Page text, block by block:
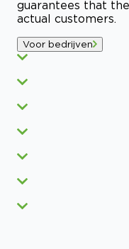
guarantees that
actual customers.
Voor bedrijven